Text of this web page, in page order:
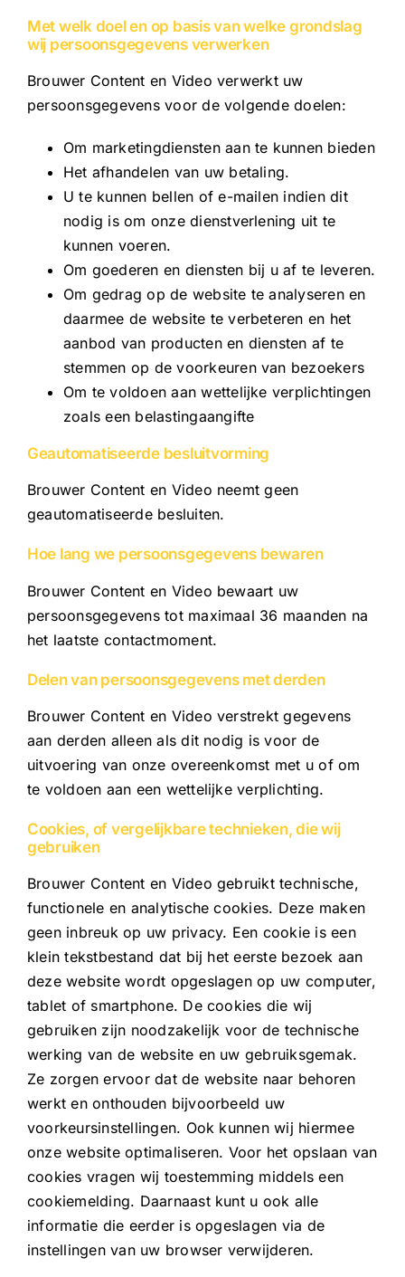
Met welk doel en op basis van welke grondslag
wij persoonsgegevens verwerken
Brouwer Content en Video verwerkt uw
persoonsgegevens voor de volgende doelen:
Om marketingdiensten aan te kunnen bieden
Het afhandelen van uw betaling.
U te kunnen bellen of e-mailen indien dit
nodig is om onze dienstverlening uit te
kunnen voeren.
Om goederen en diensten bij u af te leveren.
Om gedrag op de website te analyseren en
daarmee de website te verbeteren en het
aanbod van producten en diensten af te
stemmen op de voorkeuren van bezoekers
Om te voldoen aan wettelijke verplichtingen
zoals een belastingaangifte
Geautomatiseerde besluitvorming
Brouwer Content en Video neemt geen
geautomatiseerde besluiten.
Hoe lang we persoonsgegevens bewaren
Brouwer Content en Video bewaart uw
persoonsgegevens tot maximaal 36 maanden na
het laatste contactmoment.
Delen van persoonsgegevens met derden
Brouwer Content en Video verstrekt gegevens
aan derden alleen als dit nodig is voor de
uitvoering van onze overeenkomst met u of om
te voldoen aan een wettelijke verplichting.
Cookies, of vergelijkbare technieken, die wij
gebruiken
Brouwer Content en Video gebruikt technische,
functionele en analytische cookies. Deze maken
geen inbreuk op uw privacy. Een cookie is een
klein tekstbestand dat bij het eerste bezoek aan
deze website wordt opgeslagen op uw computer,
tablet of smartphone. De cookies die wij
gebruiken zijn noodzakelijk voor de technische
werking van de website en uw gebruiksgemak.
Ze zorgen ervoor dat de website naar behoren
werkt en onthouden bijvoorbeeld uw
voorkeursinstellingen. Ook kunnen wij hiermee
onze website optimaliseren. Voor het opslaan van
cookies vragen wij toestemming middels een
cookiemelding. Daarnaast kunt u ook alle
informatie die eerder is opgeslagen via de
instellingen van uw browser verwijderen.